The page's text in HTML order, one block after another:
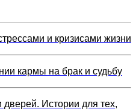
и кризисами жизни
кармы на брак и судьбу
Истории для тех,